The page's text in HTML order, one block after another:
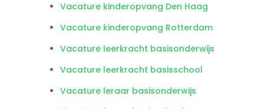
Vacature kinderopvang Den Haag
Vacature kinderopvang Rotterdam
Vacature leerkracht basisonderwijs
Vacature leerkracht basisschool
Vacature leraar basisonderwijs